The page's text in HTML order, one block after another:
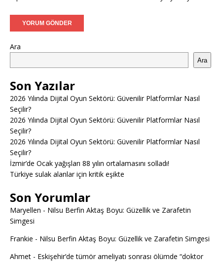
Ara
Ara
Son Yazılar
2026 Yılında Dijital Oyun Sektörü: Güvenilir Platformlar Nasıl
Seçilir?
2026 Yılında Dijital Oyun Sektörü: Güvenilir Platformlar Nasıl
Seçilir?
2026 Yılında Dijital Oyun Sektörü: Güvenilir Platformlar Nasıl
Seçilir?
İzmir’de Ocak yağışları 88 yılın ortalamasını solladı!
Türkiye sulak alanlar için kritik eşikte
Son Yorumlar
Maryellen - Nilsu Berfin Aktaş Boyu: Güzellik ve Zarafetin
Simgesi
Frankie - Nilsu Berfin Aktaş Boyu: Güzellik ve Zarafetin Simgesi
Ahmet - Eskişehir’de tümör ameliyatı sonrası ölümde “doktor